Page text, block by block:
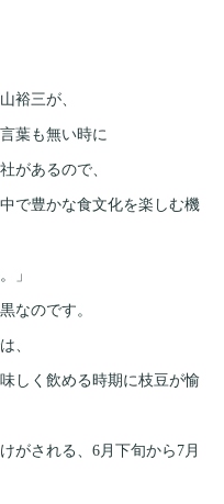
裕三が、
葉も無い時に
があるので、
で豊かな食文化を楽しむ機
」
なのです。
、
しく飲める時期に枝豆が愉
がされる、6月下旬から7月